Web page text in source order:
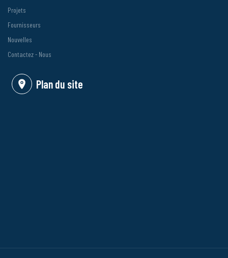
Projets
Fournisseurs
Nouvelles
Contactez - Nous
Plan du site